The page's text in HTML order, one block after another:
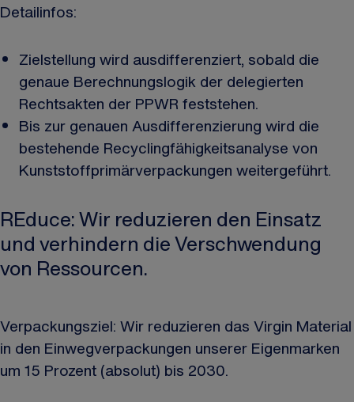
Detailinfos:
Zielstellung wird ausdifferenziert, sobald die
genaue Berechnungslogik der delegierten
Rechtsakten der PPWR feststehen.
Bis zur genauen Ausdifferenzierung wird die
bestehende Recyclingfähigkeitsanalyse von
Kunststoffprimärverpackungen weitergeführt.
REduce: Wir reduzieren den Einsatz
und verhindern die Verschwendung
von Ressourcen.
Verpackungsziel: Wir reduzieren das Virgin Material
in den Einwegverpackungen unserer Eigenmarken
um 15 Prozent (absolut) bis 2030.